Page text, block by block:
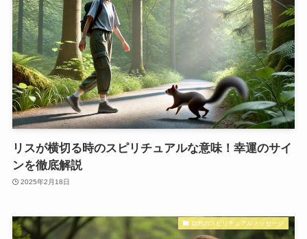
リスが横切る時のスピリチュアルな意味！幸運のサイ
ンを徹底解説
2025年2月18日
自然のスピリチュアルメッセージ